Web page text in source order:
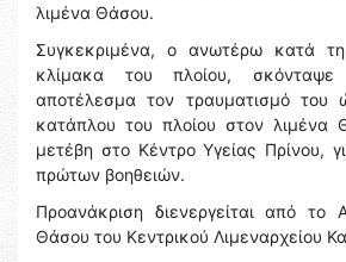
λιμένα Θάσου.
Συγκεκριμένα, ο ανωτέρω κατά
κλίμακα του πλοίου,
αποτέλεσμα τον τραυματισμό
κατάπλου του πλοίου στον
μετέβη στο Κέντρο Υγείας Πρίνου,
πρώτων βοηθειών.
Προανάκριση διενεργείται από το
Θάσου του Κεντρικού Λιμεναρχείου